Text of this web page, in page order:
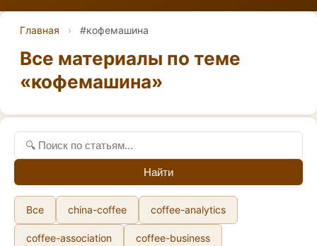
Главная › #кофемашина
Все материалы по теме
«кофемашина»
Найти
Все china-coffee coffee-analytics
coffee-association coffee-business